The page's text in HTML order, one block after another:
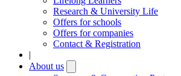
Research & University Life
Offers for schools
Offers for companies
Contact & Registration
|
About us